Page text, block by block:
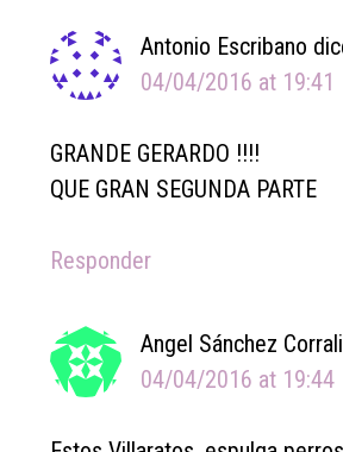
Antonio Escribano
04/04/2016 at 19:41
GRANDE GERARDO !!!!
QUE GRAN SEGUNDA PARTE
Responder
Angel Sánchez
04/04/2016 at 19:44